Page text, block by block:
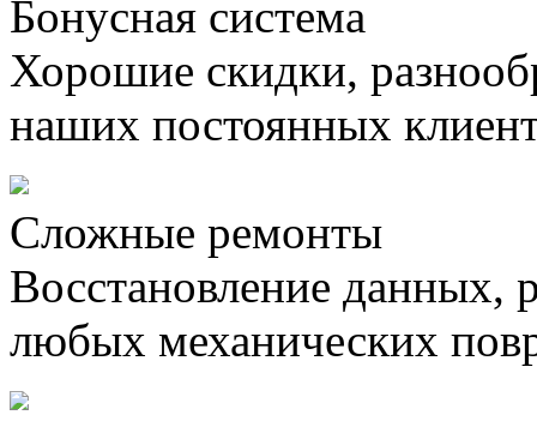
Бонусная система
Хорошие скидки,
наших постоянных
Сложные ремонты
Восстановление данных,
любых механических